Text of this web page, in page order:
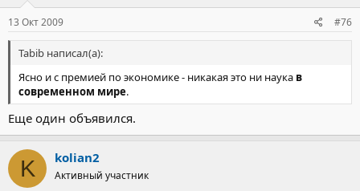
13 Окт 2009 #76
Tabib написал(а):
Ясно и с премией по экономике - никакая это ни наука в
современном мире.
Еще один объявился.
K kolian2
Активный участник